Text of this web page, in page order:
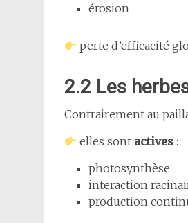
érosion
perte d’efficacité
2.2 Les
Contrairement au
elles sont actives :
photosynthèse
interaction
production